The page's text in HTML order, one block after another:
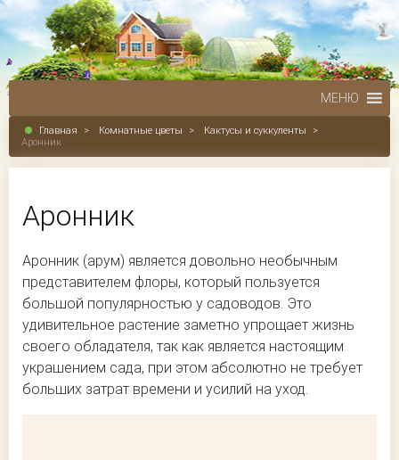
МЕНЮ
Главная > Комнатные цветы > Кактусы и суккуленты
>
Аронник
Аронник
Аронник (арум) является довольно необычным
представителем флоры, который пользуется
большой популярностью у садоводов. Это
удивительное растение заметно упрощает жизнь
своего обладателя, так как является настоящим
украшением сада, при этом абсолютно не требует
больших затрат времени и усилий на уход.